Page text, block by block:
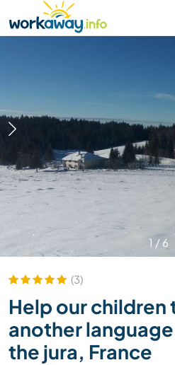
CONTENT
MAIN NAVIGATION
1 / 6
(3)
Help our
another
the jura, France